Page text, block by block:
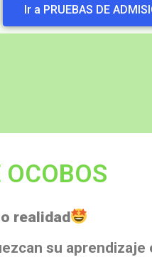
Ir a PRUEBAS DE
realidad
su